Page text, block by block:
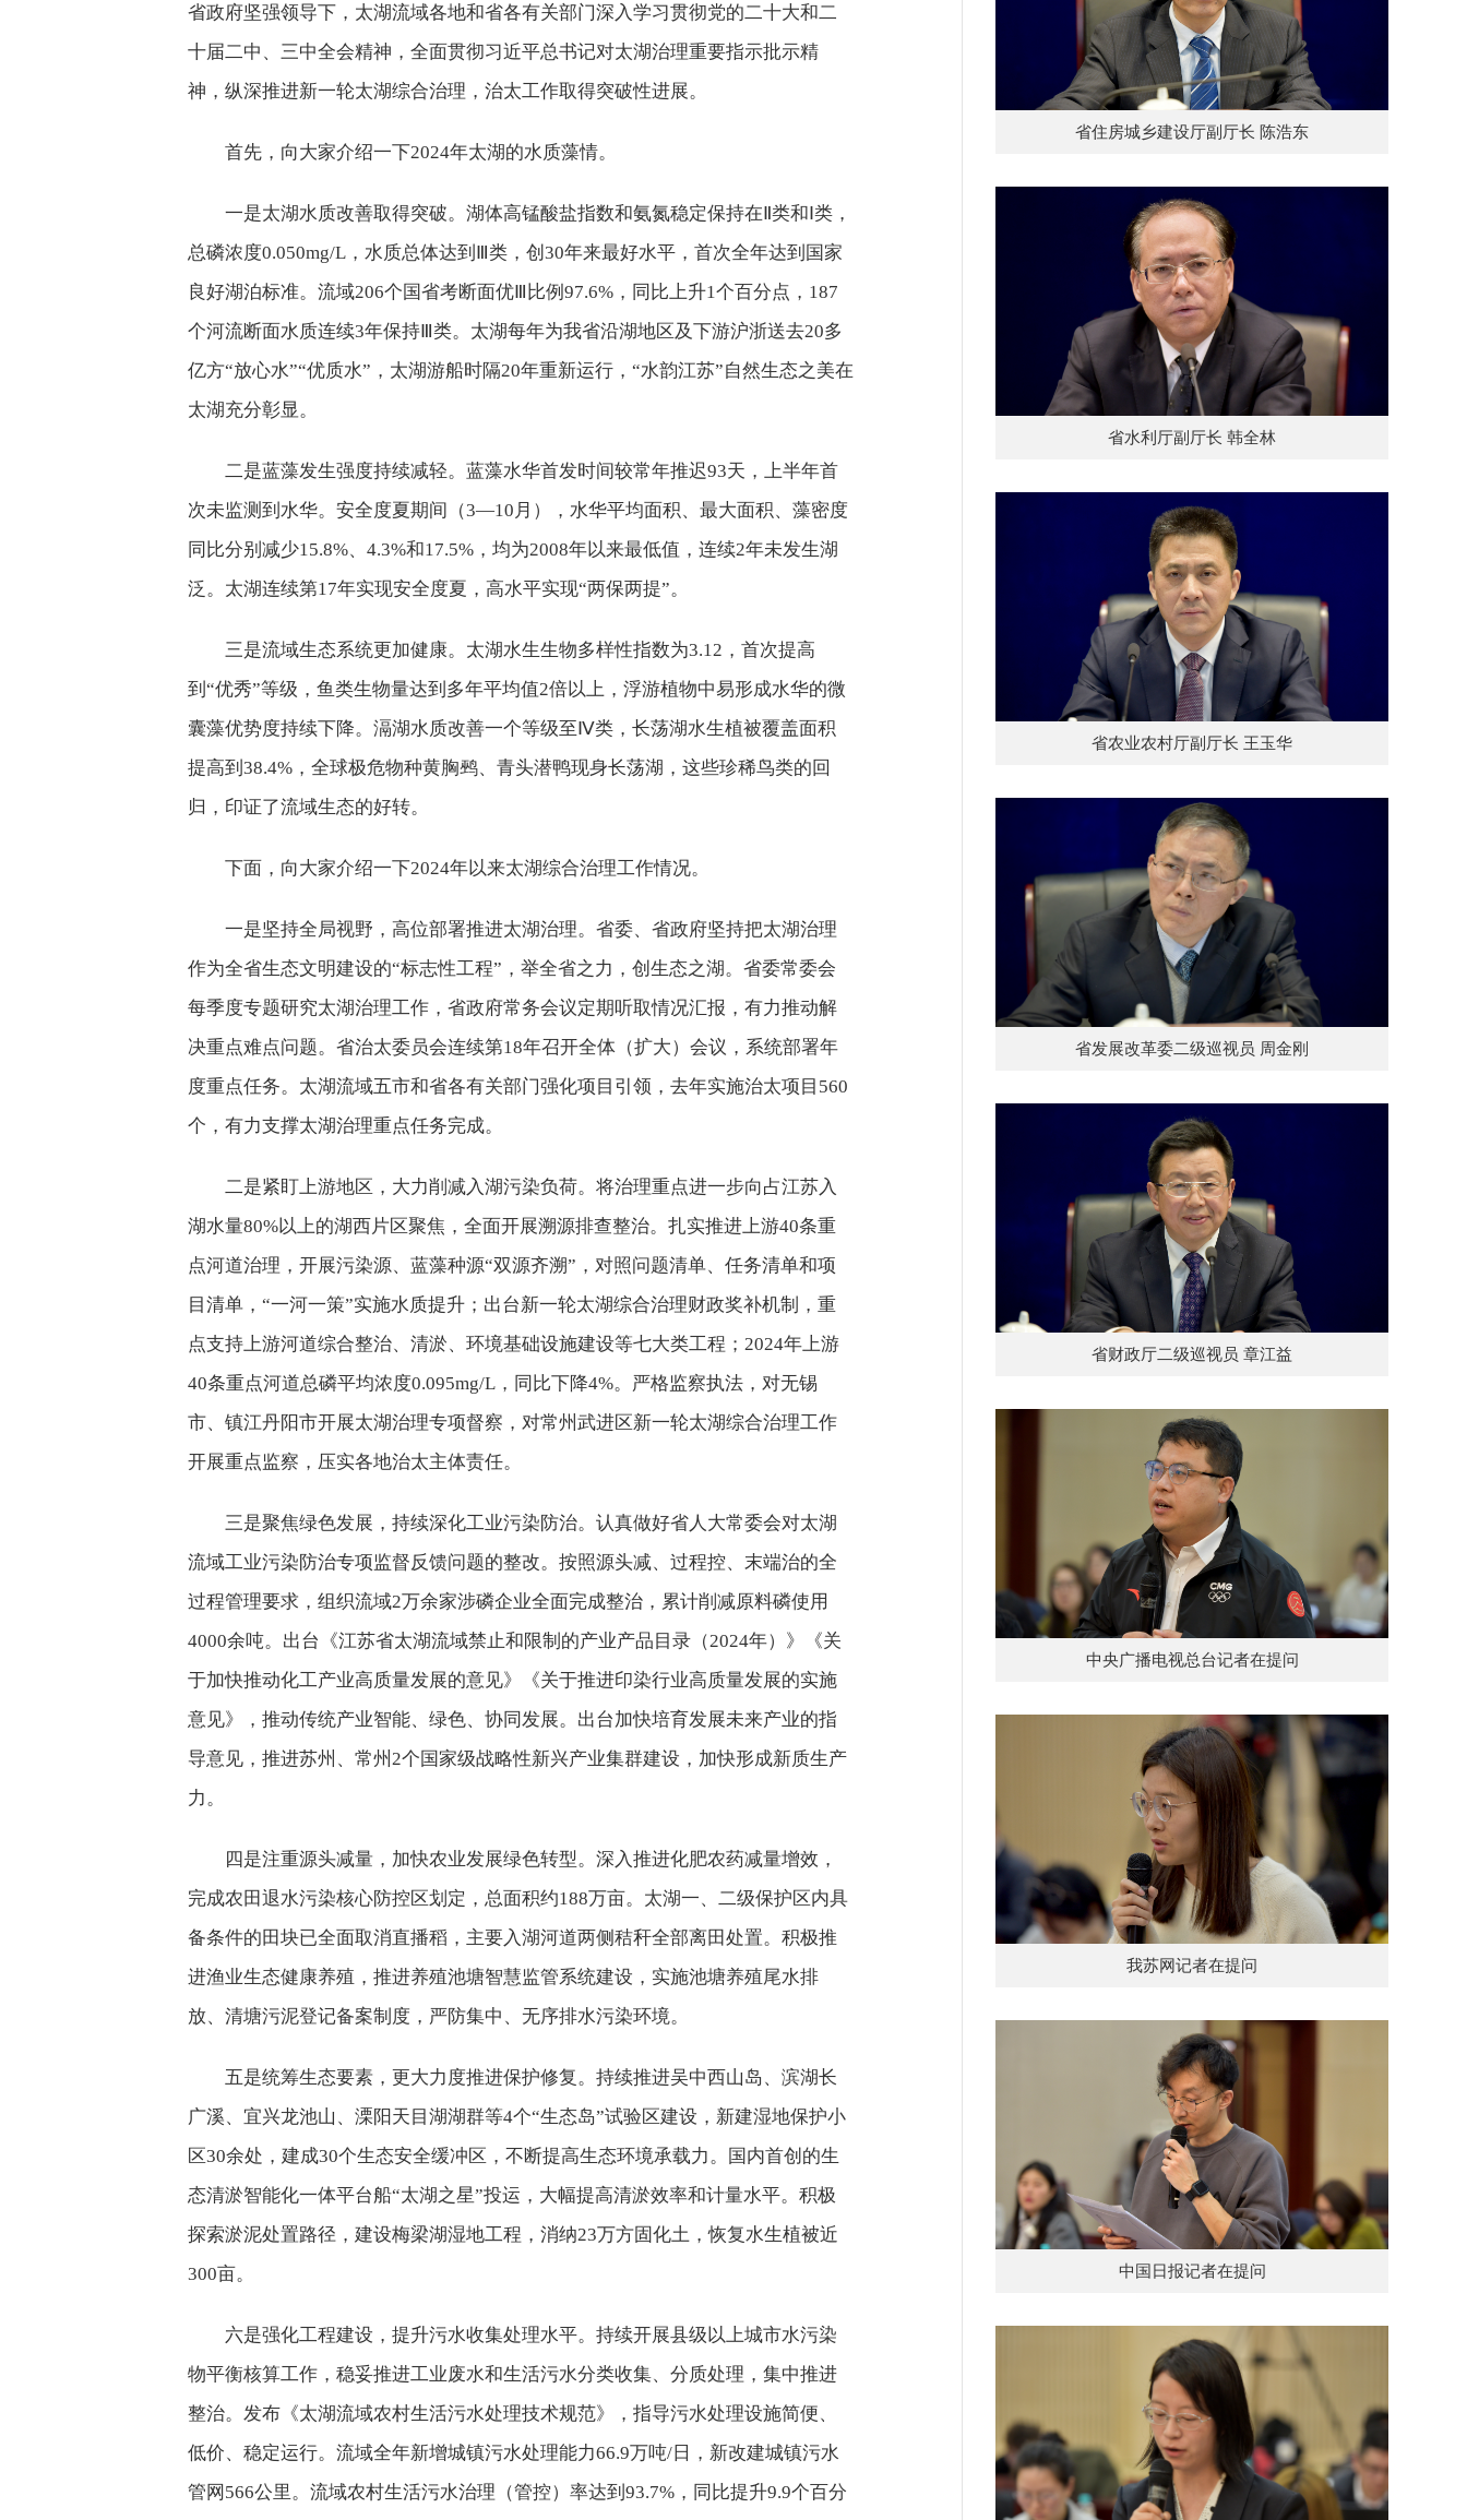
省政府坚强领导下，太湖流域各地和省各有关部门深入学习贯彻党的二十大和二
十届二中、三中全会精神，全面贯彻习近平总书记对太湖治理重要指示批示精
神，纵深推进新一轮太湖综合治理，治太工作取得突破性进展。
首先，向大家介绍一下2024年太湖的水质藻情。
一是太湖水质改善取得突破。湖体高锰酸盐指数和氨氮稳定保持在Ⅱ类和Ⅰ类，
总磷浓度0.050mg/L，水质总体达到Ⅲ类，创30年来最好水平，首次全年达到国家
良好湖泊标准。流域206个国省考断面优Ⅲ比例97.6%，同比上升1个百分点，187
个河流断面水质连续3年保持Ⅲ类。太湖每年为我省沿湖地区及下游沪浙送去20多
亿方“放心水”“优质水”，太湖游船时隔20年重新运行，“水韵江苏”自然生态之美在
太湖充分彰显。
二是蓝藻发生强度持续减轻。蓝藻水华首发时间较常年推迟93天，上半年首
次未监测到水华。安全度夏期间（3—10月），水华平均面积、最大面积、藻密度
同比分别减少15.8%、4.3%和17.5%，均为2008年以来最低值，连续2年未发生湖
泛。太湖连续第17年实现安全度夏，高水平实现“两保两提”。
三是流域生态系统更加健康。太湖水生生物多样性指数为3.12，首次提高
到“优秀”等级，鱼类生物量达到多年平均值2倍以上，浮游植物中易形成水华的微
囊藻优势度持续下降。滆湖水质改善一个等级至Ⅳ类，长荡湖水生植被覆盖面积
提高到38.4%，全球极危物种黄胸鹀、青头潜鸭现身长荡湖，这些珍稀鸟类的回
归，印证了流域生态的好转。
下面，向大家介绍一下2024年以来太湖综合治理工作情况。
一是坚持全局视野，高位部署推进太湖治理。省委、省政府坚持把太湖治理
作为全省生态文明建设的“标志性工程”，举全省之力，创生态之湖。省委常委会
每季度专题研究太湖治理工作，省政府常务会议定期听取情况汇报，有力推动解
决重点难点问题。省治太委员会连续第18年召开全体（扩大）会议，系统部署年
度重点任务。太湖流域五市和省各有关部门强化项目引领，去年实施治太项目560
个，有力支撑太湖治理重点任务完成。
二是紧盯上游地区，大力削减入湖污染负荷。将治理重点进一步向占江苏入
湖水量80%以上的湖西片区聚焦，全面开展溯源排查整治。扎实推进上游40条重
点河道治理，开展污染源、蓝藻种源“双源齐溯”，对照问题清单、任务清单和项
目清单，“一河一策”实施水质提升；出台新一轮太湖综合治理财政奖补机制，重
点支持上游河道综合整治、清淤、环境基础设施建设等七大类工程；2024年上游
40条重点河道总磷平均浓度0.095mg/L，同比下降4%。严格监察执法，对无锡
市、镇江丹阳市开展太湖治理专项督察，对常州武进区新一轮太湖综合治理工作
开展重点监察，压实各地治太主体责任。
三是聚焦绿色发展，持续深化工业污染防治。认真做好省人大常委会对太湖
流域工业污染防治专项监督反馈问题的整改。按照源头减、过程控、末端治的全
过程管理要求，组织流域2万余家涉磷企业全面完成整治，累计削减原料磷使用
4000余吨。出台《江苏省太湖流域禁止和限制的产业产品目录（2024年）》《关
于加快推动化工产业高质量发展的意见》《关于推进印染行业高质量发展的实施
意见》，推动传统产业智能、绿色、协同发展。出台加快培育发展未来产业的指
导意见，推进苏州、常州2个国家级战略性新兴产业集群建设，加快形成新质生产
力。
四是注重源头减量，加快农业发展绿色转型。深入推进化肥农药减量增效，
完成农田退水污染核心防控区划定，总面积约188万亩。太湖一、二级保护区内具
备条件的田块已全面取消直播稻，主要入湖河道两侧秸秆全部离田处置。积极推
进渔业生态健康养殖，推进养殖池塘智慧监管系统建设，实施池塘养殖尾水排
放、清塘污泥登记备案制度，严防集中、无序排水污染环境。
五是统筹生态要素，更大力度推进保护修复。持续推进吴中西山岛、滨湖长
广溪、宜兴龙池山、溧阳天目湖湖群等4个“生态岛”试验区建设，新建湿地保护小
区30余处，建成30个生态安全缓冲区，不断提高生态环境承载力。国内首创的生
态清淤智能化一体平台船“太湖之星”投运，大幅提高清淤效率和计量水平。积极
探索淤泥处置路径，建设梅梁湖湿地工程，消纳23万方固化土，恢复水生植被近
300亩。
六是强化工程建设，提升污水收集处理水平。持续开展县级以上城市水污染
物平衡核算工作，稳妥推进工业废水和生活污水分类收集、分质处理，集中推进
整治。发布《太湖流域农村生活污水处理技术规范》，指导污水处理设施简便、
低价、稳定运行。流域全年新增城镇污水处理能力66.9万吨/日，新改建城镇污水
管网566公里。流域农村生活污水治理（管控）率达到93.7%，同比提升9.9个百分
省住房城乡建设厅副厅长 陈浩东
省水利厅副厅长 韩全林
省农业农村厅副厅长 王玉华
省发展改革委二级巡视员 周金刚
省财政厅二级巡视员 章江益
中央广播电视总台记者在提问
我苏网记者在提问
中国日报记者在提问